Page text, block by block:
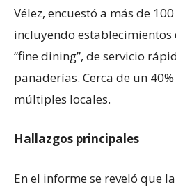
Vélez, encuestó a más de
incluyendo establecimientos
“fine dining”, de servicio
panaderías. Cerca de un
múltiples locales.
Hallazgos principales
En el informe se reveló que